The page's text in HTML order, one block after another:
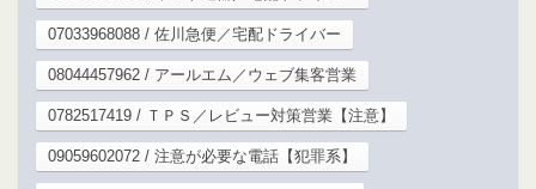
07033968088 / 佐川急便／宅配ドライバー
08044457962 / アールエム／ウェブ集客営業
0782517419 / ＴＰＳ／レビュー対策営業【注意】
09059602072 / 注意が必要な電話【犯罪系】